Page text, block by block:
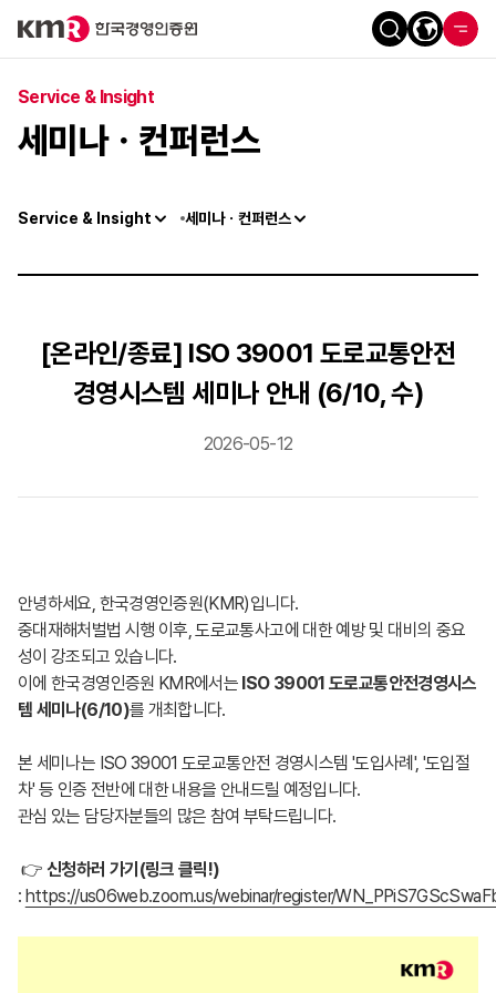
Service & Insight
세미나ㆍ컨퍼런스
Service & Insight 세미나ㆍ컨퍼런스
[온라인/종료] ISO 39001 도로교통안전
경영시스템 세미나 안내 (6/10, 수)
2026-05-12
안녕하세요, 한국경영인증원(KMR)입니다.
중대재해처벌법 시행 이후, 도로교통사고에 대한 예방 및 대비의 중요
성이 강조되고 있습니다.
이에 한국경영인증원 KMR에서는 ISO 39001 도로교통안전경영시스
템 세미나(6/10)를 개최합니다.
본 세미나는 ISO 39001 도로교통안전 경영시스템 '도입사례', '도입절
차' 등 인증 전반에 대한 내용을 안내드릴 예정입니다.
관심 있는 담당자분들의 많은 참여 부탁드립니다.
👉 신청하러 가기(링크 클릭!)
: https://us06web.zoom.us/webinar/register/